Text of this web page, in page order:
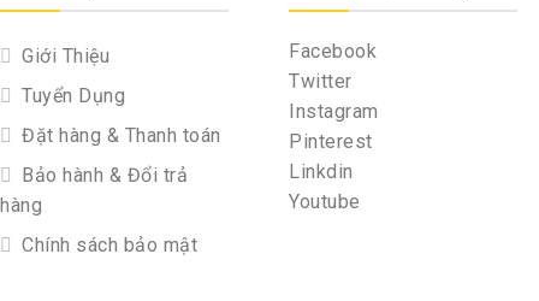
Giới Thiệu
Tuyển Dụng
Đặt hàng & Thanh toán
Bảo hành & Đổi trả
hàng
Chính sách bảo mật
Facebook
Twitter
Instagram
Pinterest
Linkdin
Youtube